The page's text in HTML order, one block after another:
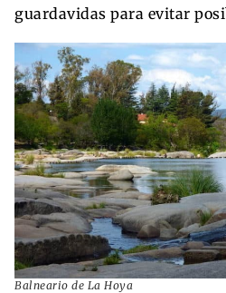
guardavidas para evitar
Balneario de La Hoya